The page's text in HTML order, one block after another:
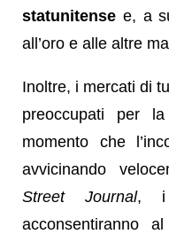
statunitense e, a
all’oro e alle altre
Inoltre, i mercati di
preoccupati per
momento che
avvicinando
Street Journal, i
acconsentiranno